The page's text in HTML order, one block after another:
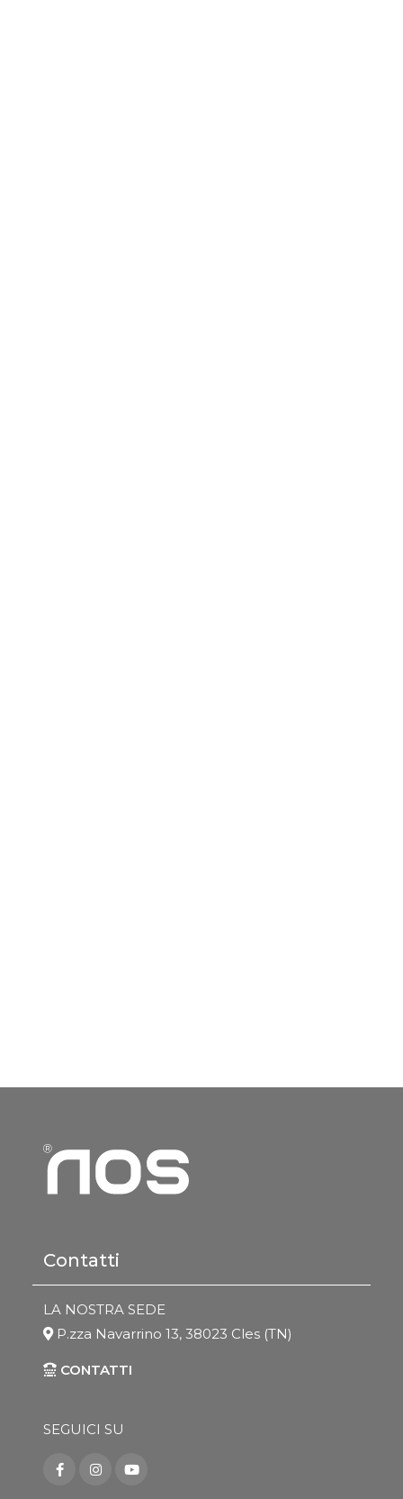
Contatti
LA NOSTRA SEDE
P.zza Navarrino 13, 38023 Cles (TN)
CONTATTI
SEGUICI SU